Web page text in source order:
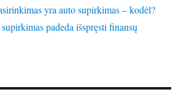
yra auto supirkimas – kodėl?
padeda išspręsti finansų